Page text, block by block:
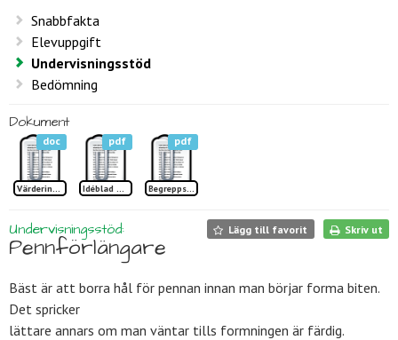
Snabbfakta
Elevuppgift
Undervisningsstöd
Bedömning
Dokument
doc
Värdering Pennförlängare
pdf
Idéblad Pennförlängare TP
pdf
Begreppslista Pennförlängare TP
Lägg till favorit Skriv ut
Undervisningsstöd:
Pennförlängare
Bäst är att borra hål för pennan innan man börjar forma biten.
Det spricker
lättare annars om man väntar tills formningen är färdig.